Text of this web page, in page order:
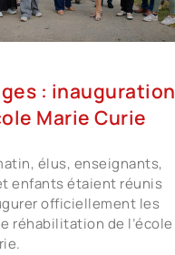
: inauguration
Marie Curie
élus, enseignants,
enfants étaient réunis
officiellement les
réhabilitation de l’école